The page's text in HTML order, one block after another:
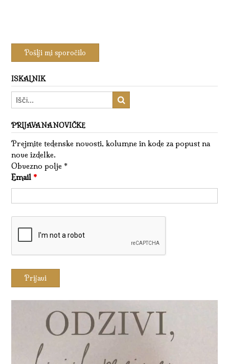
ISKALNIK
PRIJAVA NA NOVIČKE
Prejmite tedenske novosti, kolumne in kode za popust na
nove izdelke.
Obvezno polje *
Email *